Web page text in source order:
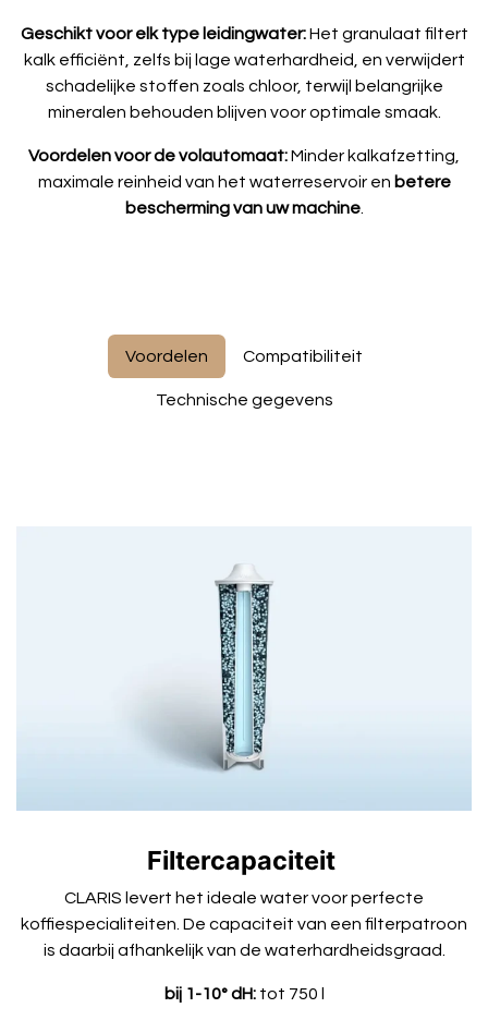
Geschikt voor elk type leidingwater:Het granulaat filtert
kalk efficiënt, zelfs bij lage waterhardheid, en verwijdert
schadelijke stoffen zoals chloor, terwijl belangrijke
mineralen behouden blijven voor optimale smaak.
Voordelen voor de volautomaat:Minder kalkafzetting,
maximale reinheid van het waterreservoir en betere
bescherming van uw machine.
Voordelen Compatibiliteit
Technische gegevens
Filtercapaciteit
CLARIS levert het ideale water voor perfecte
koffiespecialiteiten. De capaciteit van een filterpatroon
is daarbij afhankelijk van de waterhardheidsgraad.
bij 1-10° dH:tot 750 l